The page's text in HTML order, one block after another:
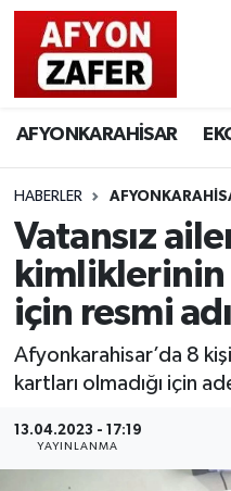
AFYONKARAHİSAR
HABERLER
Vatansız
kimliklerinin
için resmi
Afyonkarahisar’da 8
kartları olmadığı için
13.04.2023 - 17:19
YAYINLANMA